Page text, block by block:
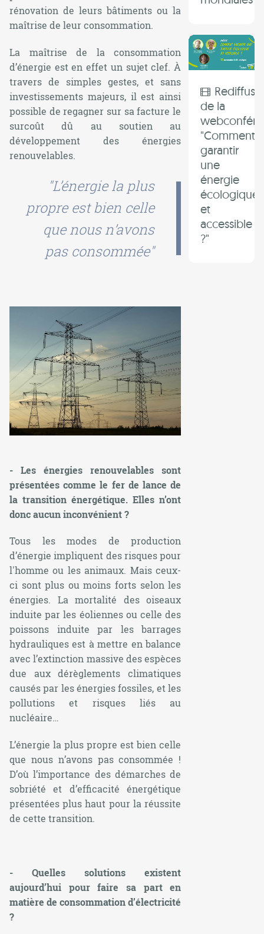
rénovation de leurs bâtiments ou la
maîtrise de leur consommation.
La maîtrise de la consommation
d’énergie est en effet un sujet clef. À
travers de simples gestes, et sans
investissements majeurs, il est ainsi
possible de regagner sur sa facture le
surcoût dû au soutien au
développement des énergies
renouvelables.
"L’énergie la plus
propre est bien celle
que nous n’avons
pas consommée"
- Les énergies renouvelables sont
présentées comme le fer de lance de
la transition énergétique. Elles n’ont
donc aucun inconvénient ?
Tous les modes de production
d’énergie impliquent des risques pour
l'homme ou les animaux. Mais ceux-
ci sont plus ou moins forts selon les
énergies. La mortalité des oiseaux
induite par les éoliennes ou celle des
poissons induite par les barrages
hydrauliques est à mettre en balance
avec l’extinction massive des espèces
due aux dérèglements climatiques
causés par les énergies fossiles, et les
pollutions et risques liés au
nucléaire…
L’énergie la plus propre est bien celle
que nous n’avons pas consommée !
D’où l’importance des démarches de
sobriété et d’efficacité énergétique
présentées plus haut pour la réussite
de cette transition.
- Quelles solutions existent
aujourd’hui pour faire sa part en
matière de consommation d’électricité
?
de la
"Comment
garantir
une
énergie
écologique
et
accessible
?"